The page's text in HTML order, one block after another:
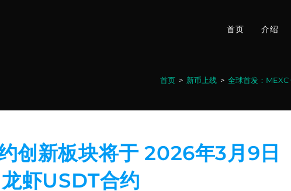
首页 介绍
首页 > 新币上线 > 全球首发：MEXC
创新板块将于 2026年3月9日
虾USDT合约